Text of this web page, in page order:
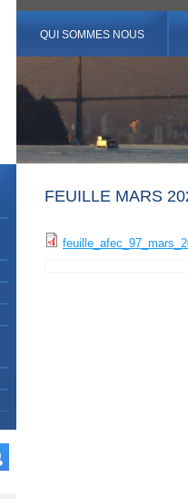
QUI SOMMES NOUS
FEUILLE MARS